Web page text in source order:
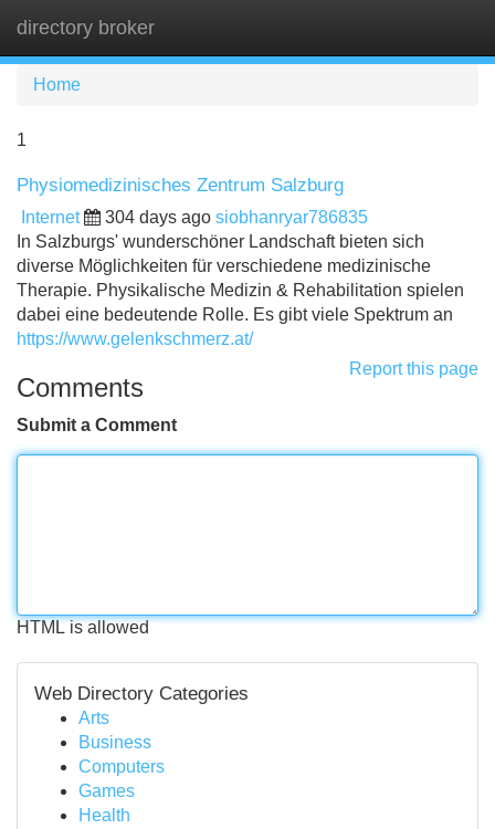
directory broker
Home
1
Physiomedizinisches Zentrum Salzburg
Internet 304 days ago siobhanryar786835
In Salzburgs' wunderschöner Landschaft bieten sich
diverse Möglichkeiten für verschiedene medizinische
Therapie. Physikalische Medizin & Rehabilitation spielen
dabei eine bedeutende Rolle. Es gibt viele Spektrum an
https://www.gelenkschmerz.at/
Report this page
Comments
Submit a Comment
HTML is allowed
Web Directory Categories
Arts
Business
Computers
Games
Health